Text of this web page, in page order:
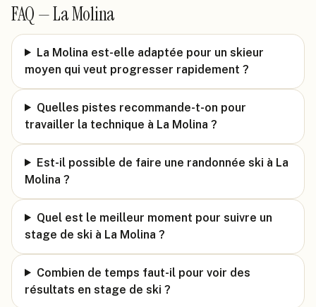
FAQ —La Molina
La Molina est-elle adaptée pour un skieur
moyen qui veut progresser rapidement ?
Quelles pistes recommande-t-on pour
travailler la technique à La Molina ?
Est-il possible de faire une randonnée ski à La
Molina ?
Quel est le meilleur moment pour suivre un
stage de ski à La Molina ?
Combien de temps faut-il pour voir des
résultats en stage de ski ?